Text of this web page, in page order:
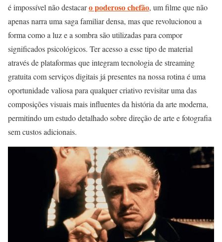
é impossível não destacaro poderoso chefão, um filme que não
apenas narra uma saga familiar densa, mas que revolucionou a
forma como a luz e a sombra são utilizadas para compor
significados psicológicos. Ter acesso a esse tipo de material
através de plataformas que integram tecnologia de streaming
gratuita com serviços digitais já presentes na nossa rotina é uma
oportunidade valiosa para qualquer criativo revisitar uma das
composições visuais mais influentes da história da arte moderna,
permitindo um estudo detalhado sobre direção de arte e fotografia
sem custos adicionais.